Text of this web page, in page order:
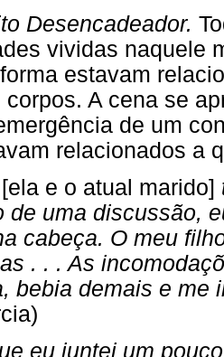
Desencadeador.
vividas naquele
estavam
corpos. A cena se
de um
relacionados a
[ela e o atual marido]
de uma discussão,
cabeça. O meu
. . . As
bebia demais e me
eu juntei um